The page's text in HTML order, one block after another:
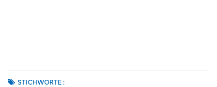
STICHWORTE :